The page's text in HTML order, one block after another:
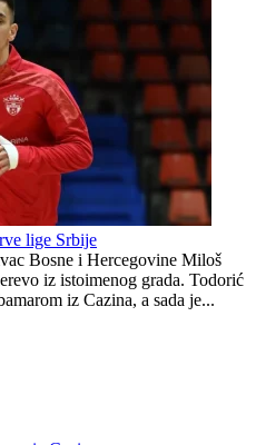
Skandalozno i sramotno:
Delije na Marakani veličale
Ratka Mladića (FOTO)
Preporučuje ContentExchange